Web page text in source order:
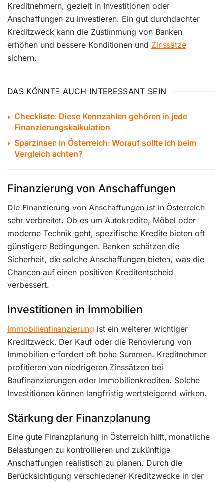
Kreditnehmern, gezielt in Investitionen oder
Anschaffungen zu investieren. Ein gut durchdachter
Kreditzweck kann die Zustimmung von Banken
erhöhen und bessere Konditionen und Zinssätze
sichern.
DAS KÖNNTE AUCH INTERESSANT SEIN
Checkliste: Diese Kennzahlen gehören in jede
Finanzierungskalkulation
Sparzinsen in Österreich: Worauf sollte ich beim
Vergleich achten?
Finanzierung von Anschaffungen
Die Finanzierung von Anschaffungen ist in Österreich
sehr verbreitet. Ob es um Autokredite, Möbel oder
moderne Technik geht, spezifische Kredite bieten oft
günstigere Bedingungen. Banken schätzen die
Sicherheit, die solche Anschaffungen bieten, was die
Chancen auf einen positiven Kreditentscheid
verbessert.
Investitionen in Immobilien
Immobilienfinanzierung ist ein weiterer wichtiger
Kreditzweck. Der Kauf oder die Renovierung von
Immobilien erfordert oft hohe Summen. Kreditnehmer
profitieren von niedrigeren Zinssätzen bei
Baufinanzierungen oder Immobilienkrediten. Solche
Investitionen können langfristig wertsteigernd wirken.
Stärkung der Finanzplanung
Eine gute Finanzplanung in Österreich hilft, monatliche
Belastungen zu kontrollieren und zukünftige
Anschaffungen realistisch zu planen. Durch die
Berücksichtigung verschiedener Kreditzwecke in der